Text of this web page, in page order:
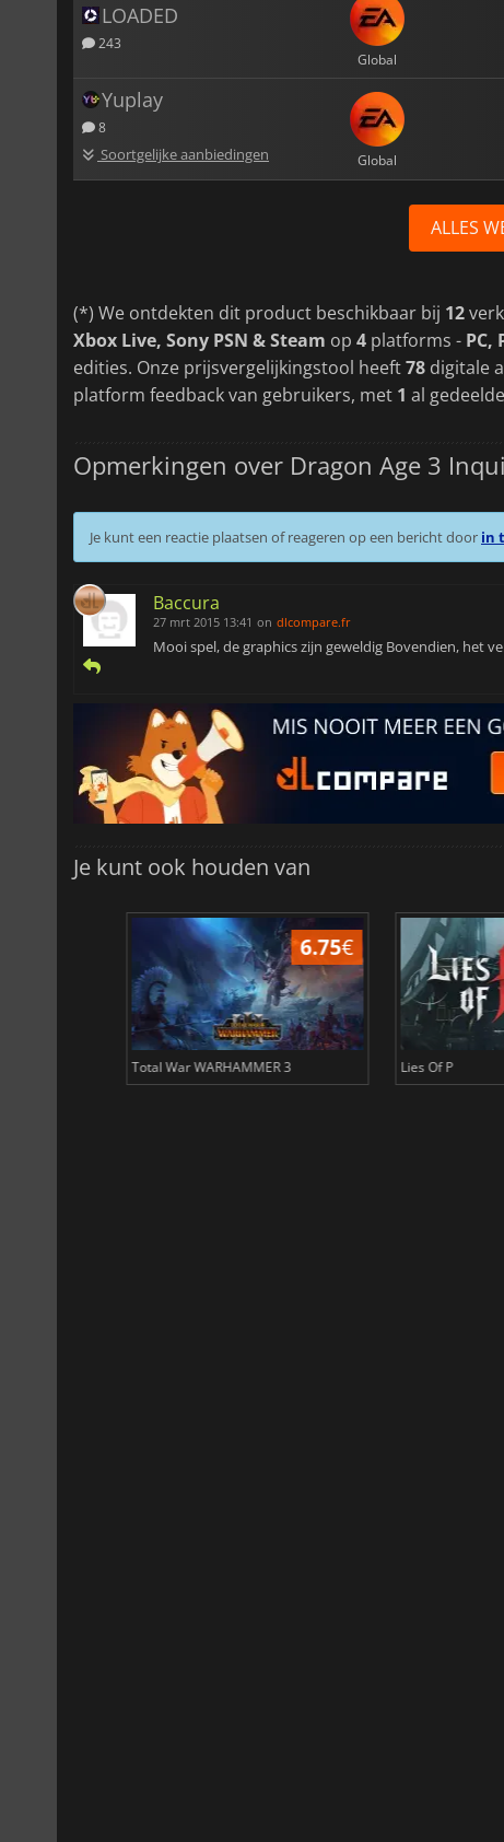
LOADED
243
Global
Yuplay
8
Soortgelijke aanbiedingen Global
ALLES
(*) We ontdekten dit product beschikbaar bij 12
Xbox Live, Sony PSN & Steam op 4 platforms - PC,
edities. Onze prijsvergelijkingstool heeft78 digitale
platform feedback van gebruikers, met 1 al
Opmerkingen over Dragon Age 3
Je kunt een reactie plaatsen of reageren op een bericht door in
Baccura
27 mrt 2015 13:41 on dlcompare.fr
Mooi spel, de graphics zijn geweldig Bovendien, het
Je kunt ook houden van
6.75€
Total War WARHAMMER 3 Lies Of P